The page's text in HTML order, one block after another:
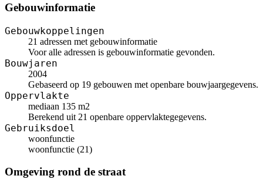
Gebouwinformatie
Gebouwkoppelingen
21 adressen met gebouwinformatie
Voor alle adressen is gebouwinformatie gevonden.
Bouwjaren
2004
Gebaseerd op 19 gebouwen met openbare bouwjaargegevens.
Oppervlakte
mediaan 135 m2
Berekend uit 21 openbare oppervlaktegegevens.
Gebruiksdoel
woonfunctie
woonfunctie (21)
Omgeving rond de straat